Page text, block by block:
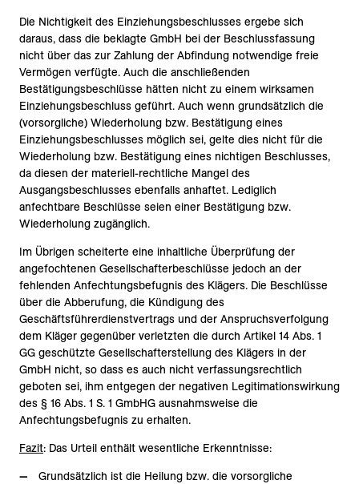
Die Nichtigkeit des Einziehungsbeschlusses ergebe sich
daraus, dass die beklagte GmbH bei der Beschlussfassung
nicht über das zur Zahlung der Abfindung notwendige freie
Vermögen verfügte. Auch die anschließenden
Bestätigungsbeschlüsse hätten nicht zu einem wirksamen
Einziehungsbeschluss geführt. Auch wenn grundsätzlich die
(vorsorgliche) Wiederholung bzw. Bestätigung eines
Einziehungsbeschlusses möglich sei, gelte dies nicht für die
Wiederholung bzw. Bestätigung eines nichtigen Beschlusses,
da diesen der materiell-rechtliche Mangel des
Ausgangsbeschlusses ebenfalls anhaftet. Lediglich
anfechtbare Beschlüsse seien einer Bestätigung bzw.
Wiederholung zugänglich.
Im Übrigen scheiterte eine inhaltliche Überprüfung der
angefochtenen Gesellschafterbeschlüsse jedoch an der
fehlenden Anfechtungsbefugnis des Klägers. Die Beschlüsse
über die Abberufung, die Kündigung des
Geschäftsführerdienstvertrags und der Anspruchsverfolgung
dem Kläger gegenüber verletzten die durch Artikel 14 Abs. 1
GG geschützte Gesellschafterstellung des Klägers in der
GmbH nicht, so dass es auch nicht verfassungsrechtlich
geboten sei, ihm entgegen der negativen Legitimationswirkung
des § 16 Abs. 1 S. 1 GmbHG ausnahmsweise die
Anfechtungsbefugnis zu erhalten.
Fazit: Das Urteil enthält wesentliche Erkenntnisse:
Grundsätzlich ist die Heilung bzw. die vorsorgliche